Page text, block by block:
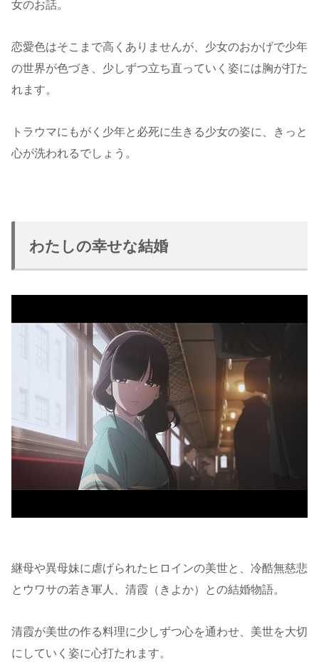
女のお話。
恋愛色はそこまで高くありませんが、少女のおかげで少年
の世界が色づき、少しずつ立ち直っていく姿には胸が打た
れます。
トラウマにもがく少年と必死に生きる少女の姿に、きっと
心が洗われるでしょう。
わたしの幸せな結婚
継母や異母妹に虐げられたヒロインの美世と、冷酷無慈悲
とウワサの若き軍人、清霞（きよか）との結婚物語。
清霞が美世の作る料理に少しずつ心を通わせ、美世を大切
にしていく姿に心打たれます。